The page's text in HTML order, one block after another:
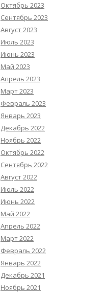
Октябрь 2023
Сентябрь 2023
Август 2023
Июль 2023
Июнь 2023
Май 2023
Апрель 2023
Март 2023
Февраль 2023
Январь 2023
Декабрь 2022
Ноябрь 2022
Октябрь 2022
Сентябрь 2022
Август 2022
Июль 2022
Июнь 2022
Май 2022
Апрель 2022
Март 2022
Февраль 2022
Январь 2022
Декабрь 2021
Ноябрь 2021